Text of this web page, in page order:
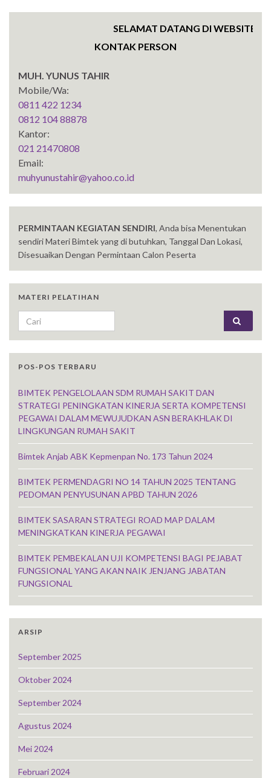
SELAMAT DATANG DI WEBSITE
KONTAK PERSON
MUH. YUNUS TAHIR
Mobile/Wa:
0811 422 1234
0812 104 88878
Kantor:
021 21470808
Email:
muhyunustahir@yahoo.co.id
PERMINTAAN KEGIATAN SENDIRI, Anda bisa Menentukan
sendiri Materi Bimtek yang di butuhkan, Tanggal Dan Lokasi,
Disesuaikan Dengan Permintaan Calon Peserta
MATERI PELATIHAN
Search for:
POS-POS TERBARU
BIMTEK PENGELOLAAN SDM RUMAH SAKIT DAN
STRATEGI PENINGKATAN KINERJA SERTA KOMPETENSI
PEGAWAI DALAM MEWUJUDKAN ASN BERAKHLAK DI
LINGKUNGAN RUMAH SAKIT
Bimtek Anjab ABK Kepmenpan No. 173 Tahun 2024
BIMTEK PERMENDAGRI NO 14 TAHUN 2025 TENTANG
PEDOMAN PENYUSUNAN APBD TAHUN 2026
BIMTEK SASARAN STRATEGI ROAD MAP DALAM
MENINGKATKAN KINERJA PEGAWAI
BIMTEK PEMBEKALAN UJI KOMPETENSI BAGI PEJABAT
FUNGSIONAL YANG AKAN NAIK JENJANG JABATAN
FUNGSIONAL
ARSIP
September 2025
Oktober 2024
September 2024
Agustus 2024
Mei 2024
Februari 2024